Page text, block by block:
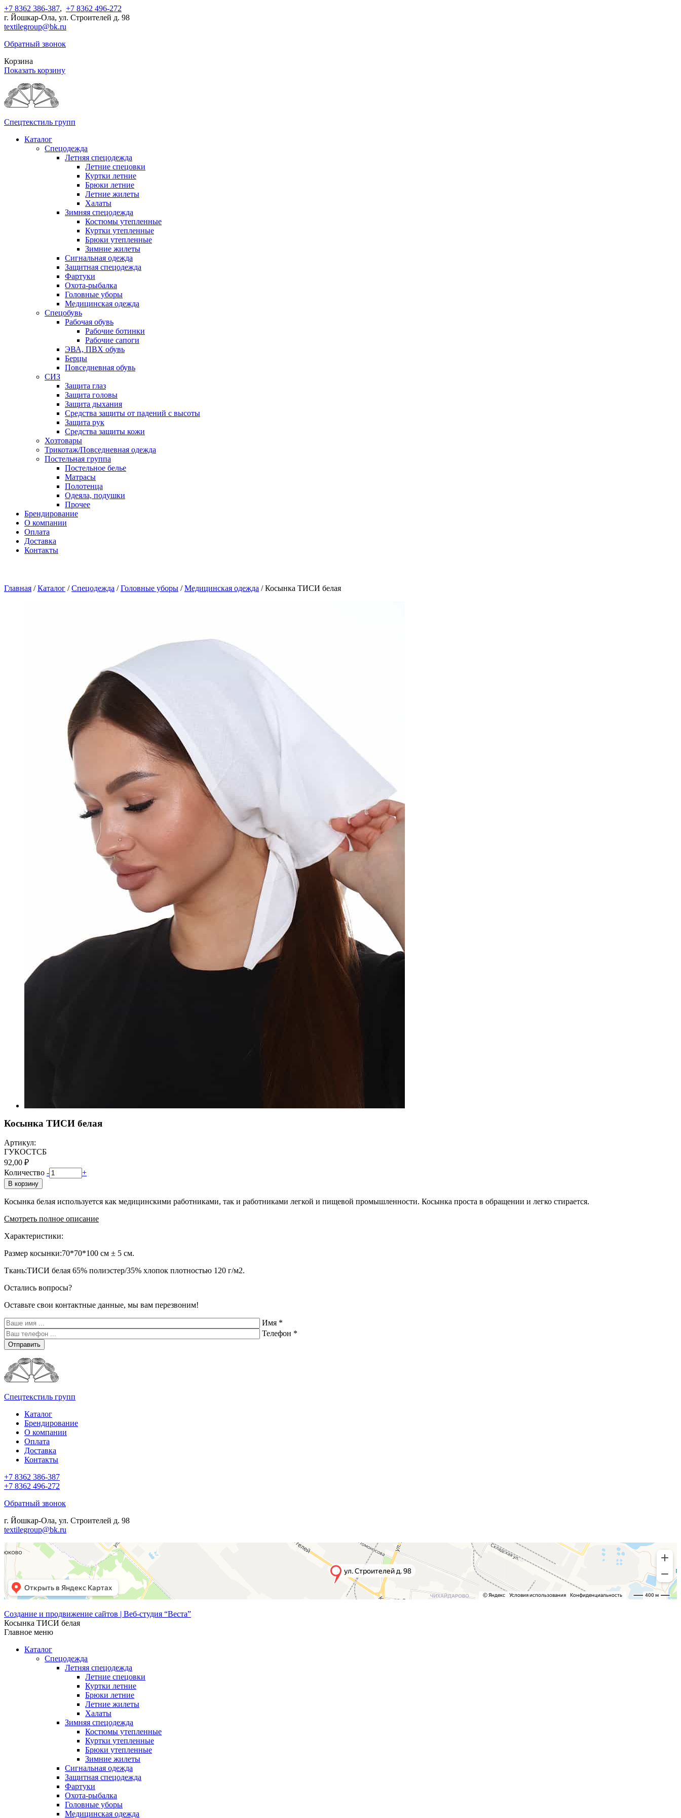
+7 8362 386-387, +7 8362 496-272
г. Йошкар-Ола, ул. Строителей д. 98
textilegroup@bk.ru
Обратный звонок
Корзина
Показать корзину
Спецтекстиль групп
Каталог
Спецодежда
Летняя спецодежда
Летние спецовки
Куртки летние
Брюки летние
Летние жилеты
Халаты
Зимняя спецодежда
Костюмы утепленные
Куртки утепленные
Брюки утепленные
Зимние жилеты
Сигнальная одежда
Защитная спецодежда
Фартуки
Охота-рыбалка
Головные уборы
Медицинская одежда
Спецобувь
Рабочая обувь
Рабочие ботинки
Рабочие сапоги
ЭВА, ПВХ обувь
Берцы
Повседневная обувь
СИЗ
Защита глаз
Защита головы
Защита дыхания
Средства защиты от падений с высоты
Защита рук
Средства защиты кожи
Хозтовары
Трикотаж/Повседневная одежда
Постельная группа
Постельное белье
Матрасы
Полотенца
Одеяла, подушки
Прочее
Брендирование
О компании
Оплата
Доставка
Контакты
Главная / Каталог / Спецодежда / Головные уборы / Медицинская одежда / Косынка ТИСИ белая
Косынка ТИСИ белая
Артикул:
ГУКОСТСБ
92,00 ₽
Количество - +
В корзину
Косынка белая используется как медицинскими работниками, так и работниками легкой и пищевой промышленности. Косынка проста в обращении и легко стирается.
Смотреть полное описание
Характеристики:
Размер косынки:70*70*100 см ± 5 см.
Ткань:ТИСИ белая 65% полиэстер/35% хлопок плотностью 120 г/м2.
Остались вопросы?
Оставьте свои контактные данные, мы вам перезвоним!
Имя *
Телефон *
Отправить
Спецтекстиль групп
Каталог
Брендирование
О компании
Оплата
Доставка
Контакты
+7 8362 386-387
+7 8362 496-272
Обратный звонок
г. Йошкар-Ола, ул. Строителей д. 98
textilegroup@bk.ru
Создание и продвижение сайтов | Веб-студия “Веста”
Косынка ТИСИ белая
Главное меню
Каталог
Спецодежда
Летняя спецодежда
Летние спецовки
Куртки летние
Брюки летние
Летние жилеты
Халаты
Зимняя спецодежда
Костюмы утепленные
Куртки утепленные
Брюки утепленные
Зимние жилеты
Сигнальная одежда
Защитная спецодежда
Фартуки
Охота-рыбалка
Головные уборы
Медицинская одежда